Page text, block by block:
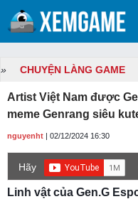
» CHUYỆN LÀNG GAME
Artist Việt Nam được
meme Genrang siêu
nguyenht | 02/12/2024 16:30
Hãy
game mới hơn nhé!
Linh vật của Gen.G